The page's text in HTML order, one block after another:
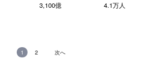
3,100億 4.1万人
1 2 次へ